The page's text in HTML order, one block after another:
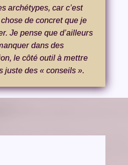
archétypes, car c’est
de concret que je
Je pense que d’ailleurs
dans des
le côté outil à mettre
juste des « conseils ».